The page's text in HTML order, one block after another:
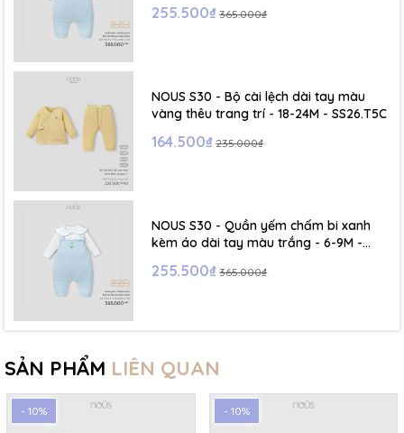
255.500₫ 365.000₫
NOUS S30 - Bộ cài lệch dài tay màu
vàng thêu trang trí - 18-24M - SS26.T5C
164.500₫ 235.000₫
NOUS S30 - Quần yếm chấm bi xanh
kèm áo dài tay màu trắng - 6-9M -
255.500₫ 365.000₫
SẢN PHẨM LIÊN QUAN
- 10% - 10%